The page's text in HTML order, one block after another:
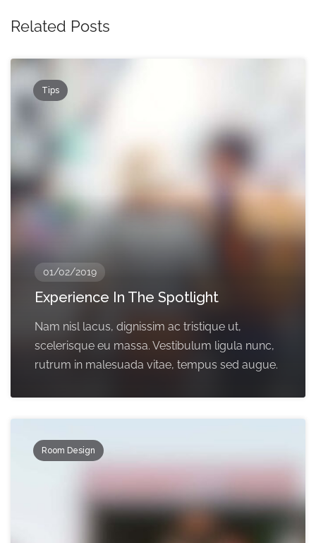
Related Posts
Tips
01/02/2019
Experience In The Spotlight
Nam nisl lacus, dignissim ac tristique ut,
scelerisque eu massa. Vestibulum ligula nunc,
rutrum in malesuada vitae, tempus sed augue.
Room Design